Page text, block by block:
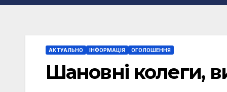
АКТУАЛЬНО ІНФОРМАЦІЯ ОГОЛОШЕННЯ
Шановні колеги,